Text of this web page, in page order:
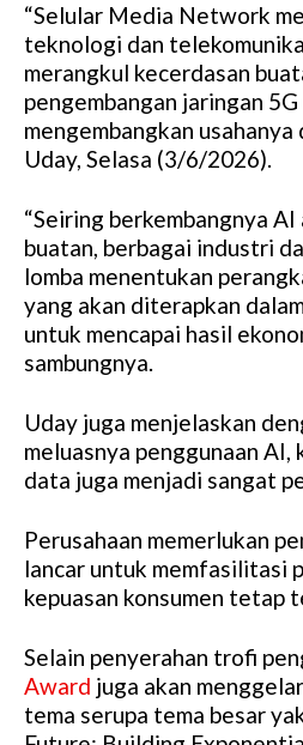
“Selular Media Network
teknologi dan
merangkul kecerdasan
pengembangan jaringan
mengembangkan
Uday, Selasa (3/6/2026).
“Seiring berkembangnya
buatan, berbagai industri
lomba menentukan
yang akan diterapkan
untuk mencapai hasil
sambungnya.
Uday juga menjelaskan
meluasnya penggunaan AI,
data juga menjadi sangat
Perusahaan memerlukan
lancar untuk memfasilitasi
kepuasan konsumen tetap
Selain penyerahan trofi
Award juga akan
tema serupa tema besar